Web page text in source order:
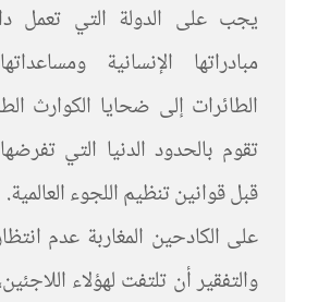
يجب على الدولة التي تعمل
مبادراتها الإنسانية
الطائرات إلى ضحايا الكوارث
تقوم بالحدود الدنيا التي
قبل قوانين تنظيم اللجوء العالمية.
على الكادحين المغاربة عدم
والتفقير أن تلتفت لهؤلاء